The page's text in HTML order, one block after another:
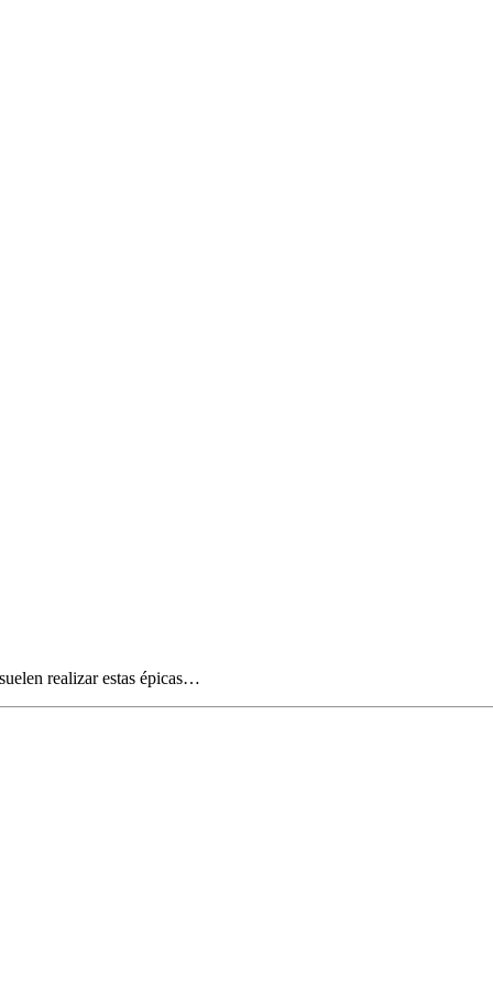
realizar estas épicas…